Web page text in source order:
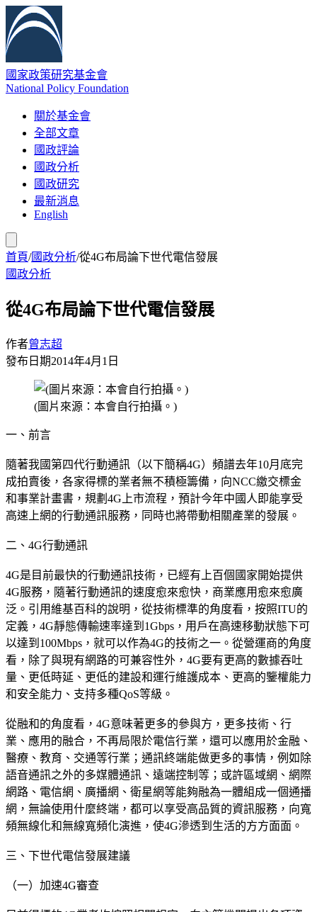
國家政策研究基金會
National Policy Foundation
關於基金會
全部文章
國政評論
國政分析
國政研究
最新消息
English
首頁/國政分析/從4G布局論下世代電信發展
國政分析
從4G布局論下世代電信發展
作者曾志超
發布日期2014年4月1日
(圖片來源：本會自行拍攝。)
一、前言
隨著我國第四代行動通訊（以下簡稱4G）頻譜去年10月底完
成拍賣後，各家得標的業者無不積極籌備，向NCC繳交標金
和事業計畫書，規劃4G上市流程，預計今年中國人即能享受
高速上網的行動通訊服務，同時也將帶動相關產業的發展。
二、4G行動通訊
4G是目前最快的行動通訊技術，已經有上百個國家開始提供
4G服務，隨著行動通訊的速度愈來愈快，商業應用愈來愈廣
泛。引用維基百科的說明，從技術標準的角度看，按照ITU的
定義，4G靜態傳輸速率達到1Gbps，用戶在高速移動狀態下可
以達到100Mbps，就可以作為4G的技術之一。從營運商的角度
看，除了與現有網路的可兼容性外，4G要有更高的數據吞吐
量、更低時延、更低的建設和運行維護成本、更高的鑒權能力
和安全能力、支持多種QoS等級。
從融和的角度看，4G意味著更多的參與方，更多技術、行
業、應用的融合，不再局限於電信行業，還可以應用於金融、
醫療、教育、交通等行業；通訊終端能做更多的事情，例如除
語音通訊之外的多媒體通訊、遠端控制等；或許區域網、網際
網路、電信網、廣播網、衛星網等能夠融為一體組成一個通播
網，無論使用什麼終端，都可以享受高品質的資訊服務，向寬
頻無線化和無線寬頻化演進，使4G滲透到生活的方方面面。
三、下世代電信發展建議
（一）加速4G審查